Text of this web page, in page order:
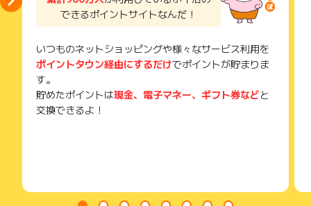
メールを送っていただく場合がございます。
そのため、紛失・破棄された場合は対応いたしかねますので、
ご注意ください。
(※) SafariやChromeなどwebサイトを表示するアプリのこと
できるポイントサイトなんだ！
いつものネットショッピングや様々なサービス利用を
ポイントタウン経由にするだけでポイントが貯まりま
す。
貯めたポイントは現金、電子マネー、ギフト券などと
交換できるよ！